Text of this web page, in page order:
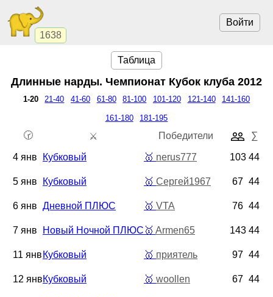
1638
Войти
Таблица
Длинные нарды. Чемпионат Кубок клуба 2012
1-20 21-40 41-60 61-80 81-100 101-120 121-140 141-160
161-180 181-195
🕝 ⚔️ Победители ∑
4 янв Кубковый 🥇 nerus777 103 44
5 янв Кубковый 🥇 Сергей1967 67 44
6 янв Дневной ПЛЮС 🥇 VTA 76 44
7 янв Новый Ночной ПЛЮС 🥇 Armen65 143 44
11 янв Кубковый 🥇 приятель 97 44
12 янвКубковый 🥇 woollen 67 44